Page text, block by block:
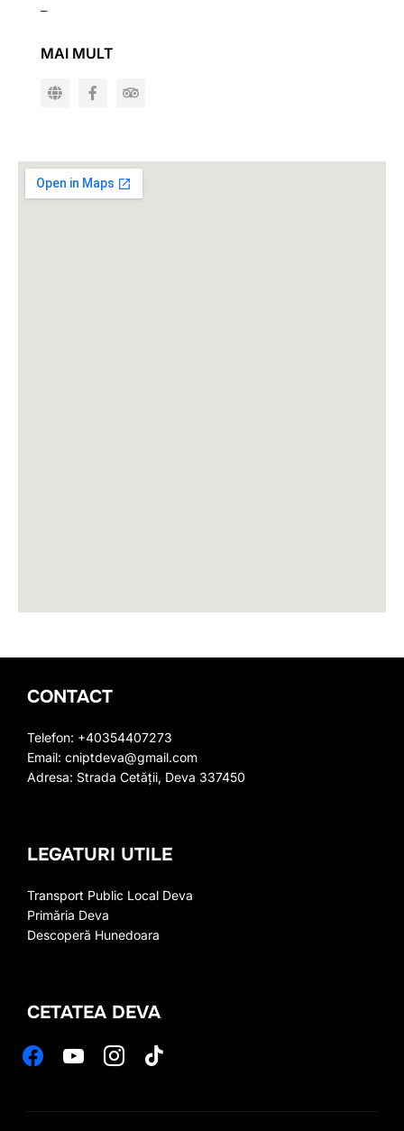
–
MAI MULT
CONTACT
Telefon: +40354407273
Email: cniptdeva@gmail.com
Adresa: Strada Cetății, Deva 337450
LEGATURI UTILE
Transport Public Local Deva
Primăria Deva
Descoperă Hunedoara
CETATEA DEVA